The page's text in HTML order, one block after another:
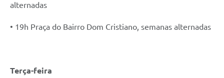
alternadas
• 19h Praça do Bairro Dom Cristiano, semanas alternadas
Terça-feira